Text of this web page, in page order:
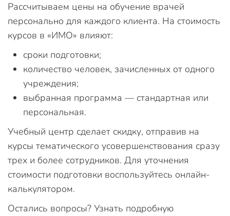
Рассчитываем цены на обучение врачей
персонально для каждого клиента. На стоимость
курсов в «ИМО» влияют:
сроки подготовки;
количество человек, зачисленных от одного
учреждения;
выбранная программа — стандартная или
персональная.
Учебный центр сделает скидку, отправив на
курсы тематического усовершенствования сразу
трех и более сотрудников. Для уточнения
стоимости подготовки воспользуйтесь онлайн-
калькулятором.
Остались вопросы? Узнать подробную